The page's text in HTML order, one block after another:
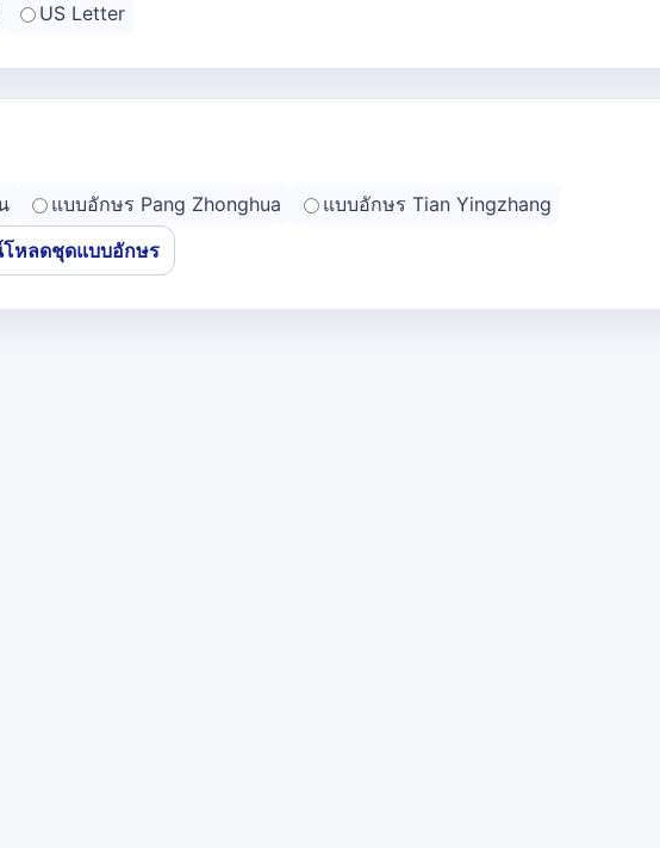
US Letter
แบบอักษร Pang Zhonghua
แบบอักษร Tian Yingzhang
โหลดชุดแบบอักษร